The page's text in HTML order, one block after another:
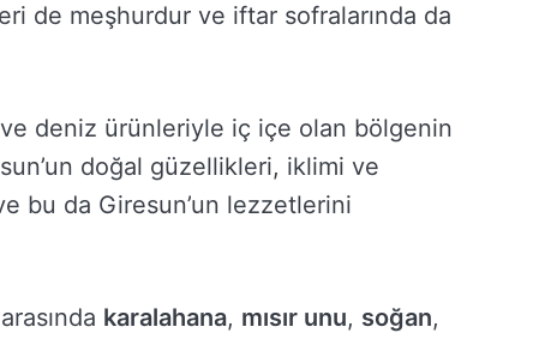
de meşhurdur ve iftar sofralarında da
deniz ürünleriyle iç içe olan bölgenin
doğal güzellikleri, iklimi ve
bu da Giresun’un lezzetlerini
karalahana, mısır unu, soğan,